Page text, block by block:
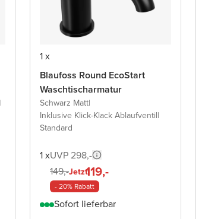
|
1 x
Blaufoss Round EcoStart
Waschtischarmatur
Schwarz Matt|
Inklusive Klick-Klack Ablaufventil|
Standard
1 xUVP 298,-
149,-Jetzt119,-
- 20% Rabatt
Sofort lieferbar